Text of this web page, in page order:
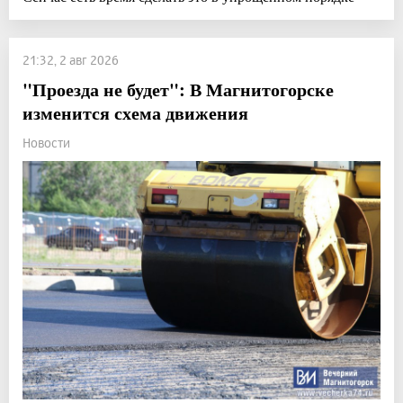
21:32, 2 авг 2026
"Проезда не будет": В Магнитогорске
изменится схема движения
Новости